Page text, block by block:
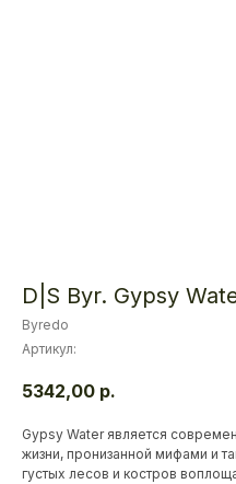
D|S Byr. Gypsy
Byredo
Артикул:
5342,00 р.
Gypsy Water является
жизни, пронизанной мифами и
густых лесов и костров